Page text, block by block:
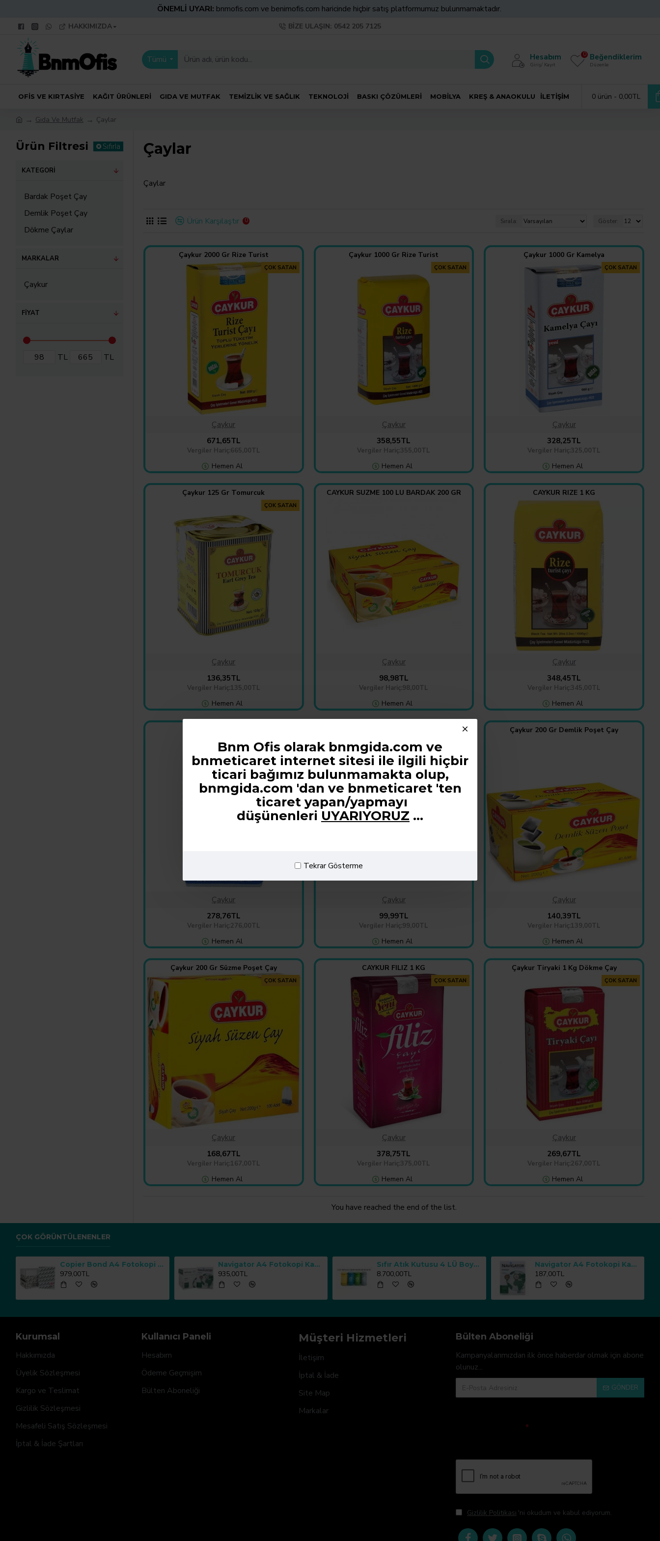
Bnm Ofis olarak bnmgida.com ve
bnmeticaret internet sitesi ile ilgili hiçbir
ticari bağımız bulunmamakta olup,
bnmgida.com 'dan ve bnmeticaret 'ten
ticaret yapan/yapmayı
düşünenleri UYARIYORUZ ...
Tekrar Gösterme
ÖNEMLİ UYARI: bnmofis.com ve benimofis.com haricinde hiçbir satış platformumuz bulunmamaktadır.
HAKKIMIZDA BIZE ULAŞIN: 0542 205 7125
Tümü Hesabım
Giriş/ Kayıt
Beğendiklerim
Düzenle
0
OFIS VE KIRTASIYE KAĞIT ÜRÜNLERI GIDA VE MUTFAK TEMIZLIK VE SAĞLIK TEKNOLOJI BASKI ÇÖZÜMLERI MOBILYA KREŞ & ANAOKULU İLETIŞIM 0 ürün - 0,00TL
Gıda Ve Mutfak Çaylar
Ürün Filtresi Sıfırla
FIYAT
TL TL
KATEGORI
Bardak Poşet Çay
Demlik Poşet Çay
Dökme Çaylar
MARKALAR
Çaykur
Çaylar
Çaylar
Ürün Karşılaştır 0 Sırala: Göster:
Çaykur 2000 Gr Rize Turist
ÇOK SATAN
Çaykur
671,65TL
Vergiler Hariç:665,00TL
Hemen Al
Çaykur 1000 Gr Rize Turist
ÇOK SATAN
Çaykur
358,55TL
Vergiler Hariç:355,00TL
Hemen Al
Çaykur 1000 Gr Kamelya
ÇOK SATAN
Çaykur
328,25TL
Vergiler Hariç:325,00TL
Hemen Al
Çaykur 125 Gr Tomurcuk
ÇOK SATAN
Çaykur
136,35TL
Vergiler Hariç:135,00TL
Hemen Al
CAYKUR SUZME 100 LU BARDAK 200 GR
Çaykur
98,98TL
Vergiler Hariç:98,00TL
Hemen Al
CAYKUR RIZE 1 KG
Çaykur
348,45TL
Vergiler Hariç:345,00TL
Hemen Al
Çaykur
278,76TL
Vergiler Hariç:276,00TL
Hemen Al
Çaykur
99,99TL
Vergiler Hariç:99,00TL
Hemen Al
Çaykur 200 Gr Demlik Poşet Çay
Çaykur
140,39TL
Vergiler Hariç:139,00TL
Hemen Al
Çaykur 200 Gr Süzme Poşet Çay
ÇOK SATAN
Çaykur
168,67TL
Vergiler Hariç:167,00TL
Hemen Al
CAYKUR FILIZ 1 KG
ÇOK SATAN
Çaykur
378,75TL
Vergiler Hariç:375,00TL
Hemen Al
Çaykur Tiryaki 1 Kg Dökme Çay
ÇOK SATAN
Çaykur
269,67TL
Vergiler Hariç:267,00TL
Hemen Al
You have reached the end of the list.
ÇOK GÖRÜNTÜLENENLER
Copier Bond A4 Fotokopi Kağıdı 80 g/m² 500 Yaprak x 5 Paket
979,00TL
Navigator A4 Fotokopi Kağıdı 80 g/m² 500 Yaprak x 5 Paket
935,00TL
Sıfır Atık Kutusu 4 LÜ Boyalı Geri Dönüşüm Çöp Kutusu
8.700,00TL
Navigator A4 Fotokopi Kağıdı 80 g/m² 500 Yaprak
187,00TL
Kurumsal
Hakkımızda
Üyelik Sözleşmesi
Kargo ve Teslimat
Gizlilik Sözleşmesi
Mesafeli Satış Sözleşmesi
İptal & İade Şartları
Kullanıcı Paneli
Hesabım
Ödeme Geçmişim
Bülten Aboneliği
Müşteri Hizmetleri
İletişim
İptal & İade
Site Map
Markalar
Bülten Aboneliği
Kampanyalarımızdan ilk önce haberdar olmak için abone
olunuz...
GÖNDER
Gizlilik Politikası 'ni okudum ve kabul ediyorum.